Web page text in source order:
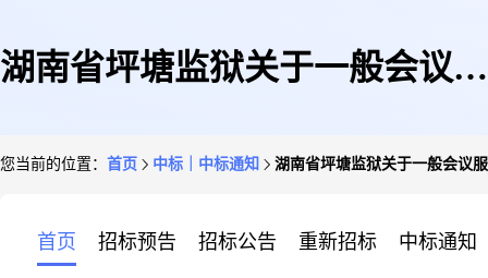
湖南省坪塘监狱关于一般会议服
您当前的位置： 首页 中标｜中标通知 湖南省坪塘监狱关于一般会议
首页 招标预告 招标公告 重新招标 中标通知